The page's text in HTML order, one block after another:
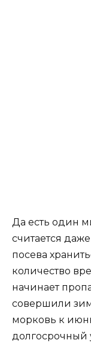
Да есть один
считается
посева
количество
начинает
совершили
морковь к
долгосрочный